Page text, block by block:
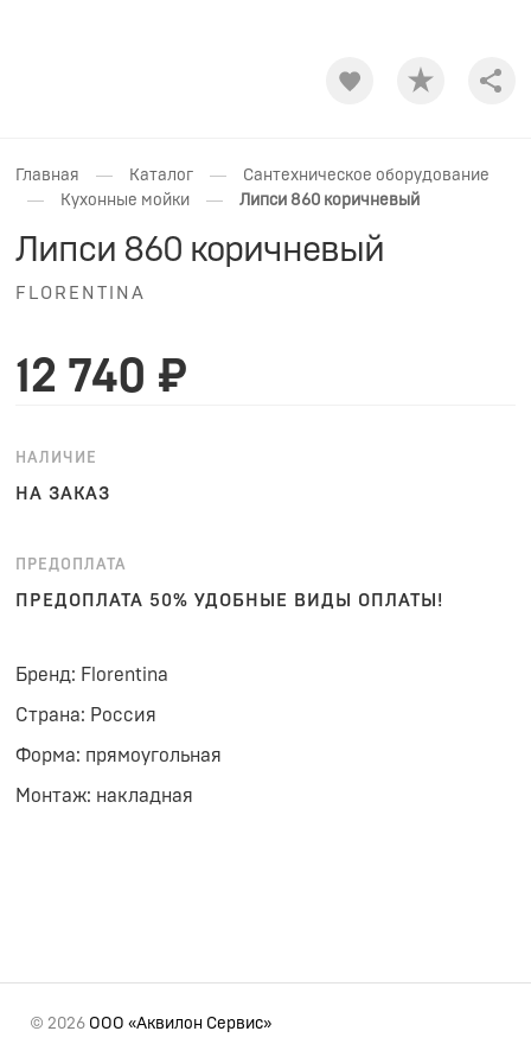
Главная — Каталог — Сантехническое оборудование
— Кухонные мойки — Липси 860 коричневый
Липси 860 коричневый
FLORENTINA
12 740 ₽
НАЛИЧИЕ
НА ЗАКАЗ
ПРЕДОПЛАТА
ПРЕДОПЛАТА 50% УДОБНЫЕ ВИДЫ ОПЛАТЫ!
Бренд: Florentina
Страна: Россия
Форма: прямоугольная
Монтаж: накладная
© 2026 ООО «Аквилон Сервис»